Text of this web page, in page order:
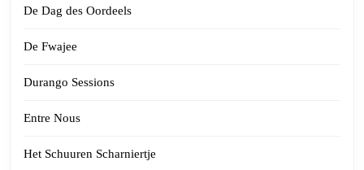
De Dag des Oordeels
De Fwajee
Durango Sessions
Entre Nous
Het Schuuren Scharniertje